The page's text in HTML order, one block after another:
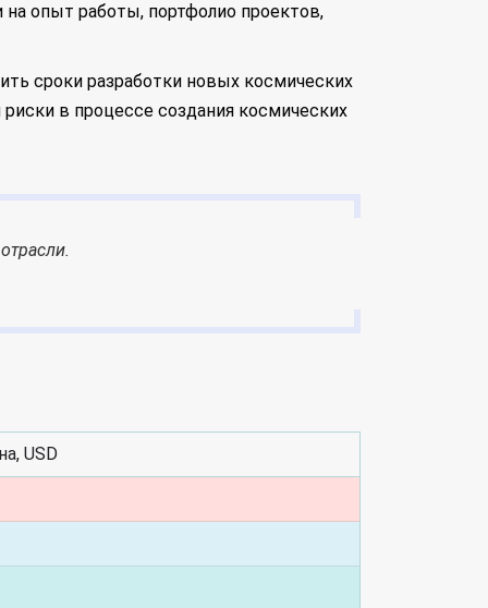
опыт работы, портфолио проектов,
сроки разработки новых космических
в процессе создания космических
USD